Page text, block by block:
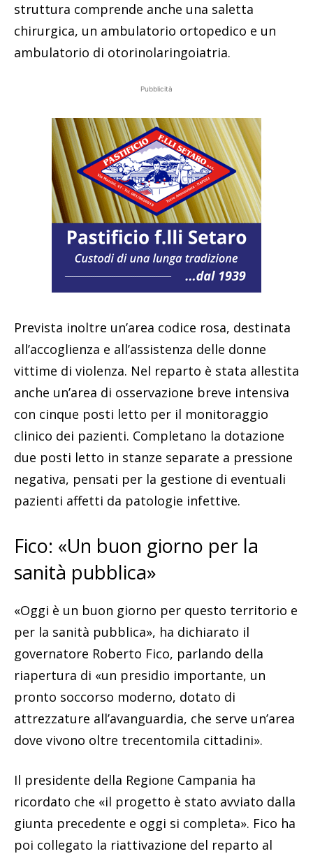
struttura comprende anche una saletta
chirurgica, un ambulatorio ortopedico e un
ambulatorio di otorinolaringoiatria.
Pubblicità
Prevista inoltre un’area codice rosa, destinata
all’accoglienza e all’assistenza delle donne
vittime di violenza. Nel reparto è stata allestita
anche un’area di osservazione breve intensiva
con cinque posti letto per il monitoraggio
clinico dei pazienti. Completano la dotazione
due posti letto in stanze separate a pressione
negativa, pensati per la gestione di eventuali
pazienti affetti da patologie infettive.
Fico: «Un buon giorno per la
sanità pubblica»
«Oggi è un buon giorno per questo territorio e
per la sanità pubblica», ha dichiarato il
governatore Roberto Fico, parlando della
riapertura di «un presidio importante, un
pronto soccorso moderno, dotato di
attrezzature all’avanguardia, che serve un’area
dove vivono oltre trecentomila cittadini».
Il presidente della Regione Campania ha
ricordato che «il progetto è stato avviato dalla
giunta precedente e oggi si completa». Fico ha
poi collegato la riattivazione del reparto al